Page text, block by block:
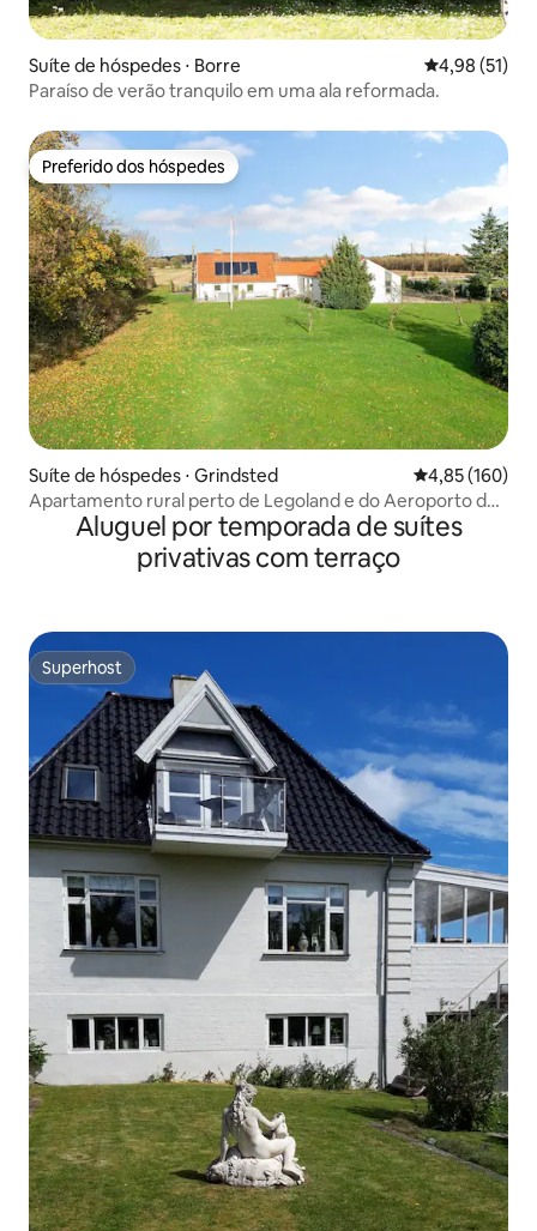
Suíte de hóspedes ⋅ Borre 4,98 de uma
4,98 (51)
Paraíso de verão tranquilo em uma ala reformada.
Preferido dos hóspedes
Preferido dos hóspedes
Suíte de hóspedes ⋅ Grindsted 4,85 de uma
4,85 (160)
Apartamento rural perto de Legoland e do Aeroporto de
BillundAluguel por temporada de suítes
privativas com terraço
Superhost
Superhost